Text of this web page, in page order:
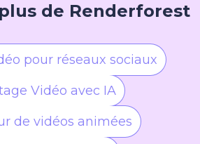
de Renderforest
pour réseaux sociaux
Vidéo avec IA
de vidéos animées